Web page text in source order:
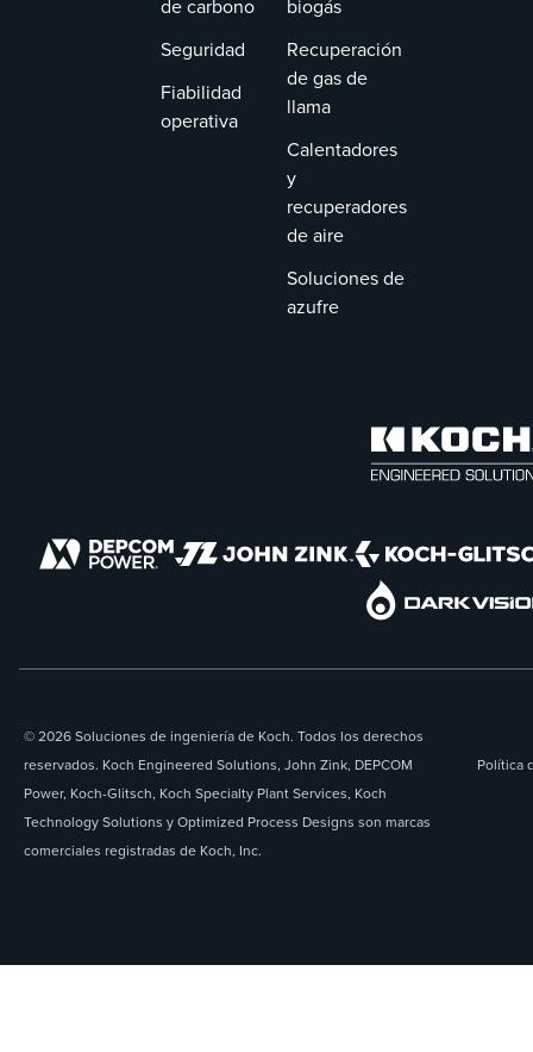
de carbono
Seguridad
Fiabilidad
operativa
biogás
Recuperación
de gas de
llama
Calentadores
y
recuperadores
de aire
Soluciones de
azufre
© 2026 Soluciones de ingeniería de Koch. Todos los derechos
reservados. Koch Engineered Solutions, John Zink, DEPCOM
Power, Koch-Glitsch, Koch Specialty Plant Services, Koch
Technology Solutions y Optimized Process Designs son marcas
comerciales registradas de Koch, Inc.
Política